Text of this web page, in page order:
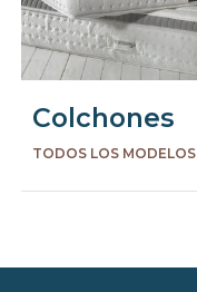
Colchones
TODOS LOS MODELOS